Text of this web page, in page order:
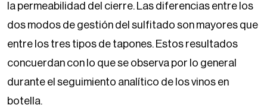
la permeabilidad del cierre. Las diferencias entre los
dos modos de gestión del sulfitado son mayores que
entre los tres tipos de tapones. Estos resultados
concuerdan con lo que se observa por lo general
durante el seguimiento analítico de los vinos en
botella.